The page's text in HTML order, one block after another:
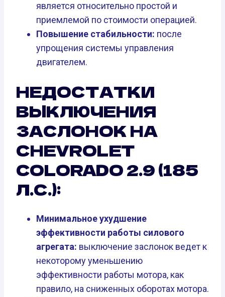
является относительно простой и
приемлемой по стоимости операцией.
Повышение стабильности: после
упрощения системы управления
двигателем.
НЕДОСТАТКИ
ВЫКЛЮЧЕНИЯ
ЗАСЛОНОК НА
CHEVROLET
COLORADO 2.9 (185
Л.С.):
Минимальное ухудшение
эффективности работы силового
агрегата: выключение заслонок ведет к
некоторому уменьшению
эффективности работы мотора, как
правило, на сниженных оборотах мотора.